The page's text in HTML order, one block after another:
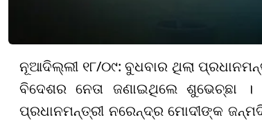
ନୂଆଦିଲ୍ଲୀ ୧୮/୦୯: ବୁଧବାର ଥିଲା
ବିଦେଶର ନେତା ଜଣାଇଥିଲେ ଶୁଭେଚ୍ଛା
ପ୍ରଧାନମନ୍ତ୍ରୀ ନରେନ୍ଦ୍ର ମୋଦୀଙ୍କ